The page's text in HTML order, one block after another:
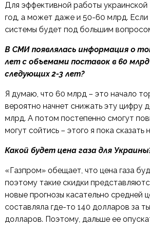
Для эффективной работы
год, а может даже и 50-60 млрд.
системы будет под большим
В СМИ появлялась информация о
лет с объемами поставок в 60
следующих 2-3 лет?
Я думаю, что 60 млрд – это начало
вероятно начнет снижать эту цифру
млрд. А потом постепенно смогут
могут сойтись – этого я пока
Какой будет цена газа для
«Газпром» обещает, что цена газа
поэтому такие скидки
новые прогнозы касательно средней
составляла где-то 140 долларов за
долларов. Поэтому, дальше ее